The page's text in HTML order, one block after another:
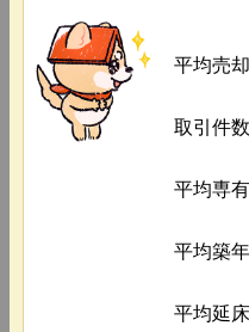
平均売
取引件
平均専
平均築
平均延